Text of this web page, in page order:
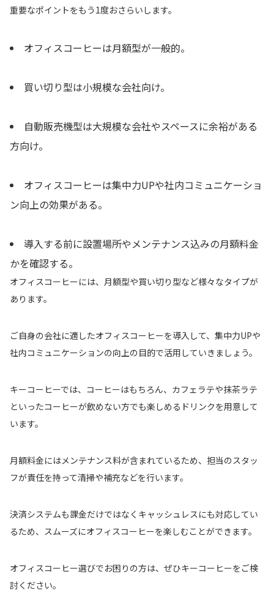
重要なポイントをもう1度おさらいします。
オフィスコーヒーは月額型が一般的。
買い切り型は小規模な会社向け。
自動販売機型は大規模な会社やスペースに余裕がある
方向け。
オフィスコーヒーは集中力UPや社内コミュニケーショ
ン向上の効果がある。
導入する前に設置場所やメンテナンス込みの月額料金
かを確認する。
オフィスコーヒーには、月額型や買い切り型など様々なタイプが
あります。
ご自身の会社に適したオフィスコーヒーを導入して、集中力UPや
社内コミュニケーションの向上の目的で活用していきましょう。
キーコーヒーでは、コーヒーはもちろん、カフェラテや抹茶ラテ
といったコーヒーが飲めない方でも楽しめるドリンクを用意して
います。
月額料金にはメンテナンス料が含まれているため、担当のスタッ
フが責任を持って清掃や補充などを行います。
決済システムも課金だけではなくキャッシュレスにも対応してい
るため、スムーズにオフィスコーヒーを楽しむことができます。
オフィスコーヒー選びでお困りの方は、ぜひキーコーヒーをご検
討ください。